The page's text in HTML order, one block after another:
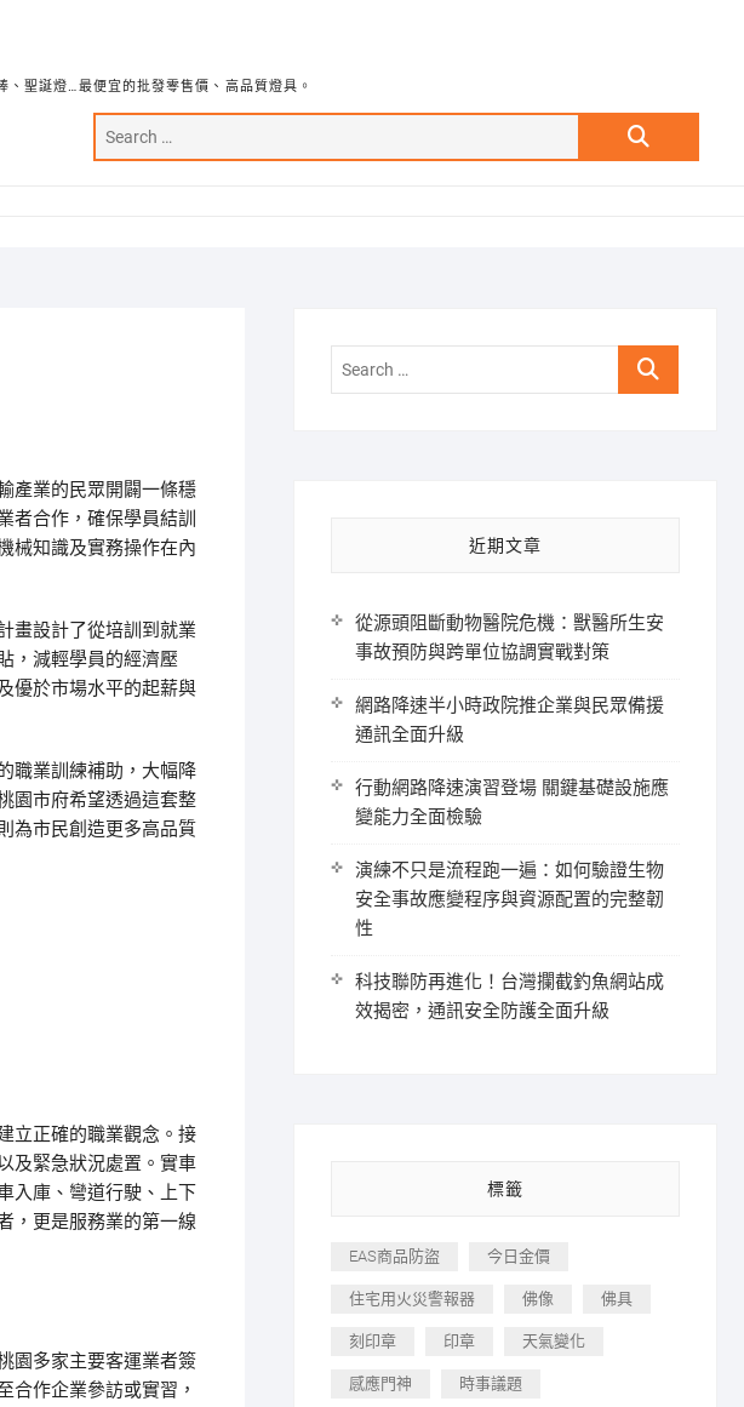
聖誕燈…最便宜的批發零售價、高品質燈具。
Search
產業的民眾開闢一條穩
者合作，確保學員結訓
械知識及實務操作在內
畫設計了從培訓到就業
，減輕學員的經濟壓
優於市場水平的起薪與
職業訓練補助，大幅降
園市府希望透過這套整
為市民創造更多高品質
立正確的職業觀念。接
及緊急狀況處置。實車
入庫、彎道行駛、上下
，更是服務業的第一線
園多家主要客運業者簽
合作企業參訪或實習，
Search
近期文章
從源頭阻斷動物醫院危機：獸醫所生安
事故預防與跨單位協調實戰對策
網路降速半小時政院推企業與民眾備援
通訊全面升級
行動網路降速演習登場 關鍵基礎設施應
變能力全面檢驗
演練不只是流程跑一遍：如何驗證生物
安全事故應變程序與資源配置的完整韌
性
科技聯防再進化！台灣攔截釣魚網站成
效揭密，通訊安全防護全面升級
標籤
EAS商品防盜 今日金價
住宅用火災警報器 佛像 佛具
刻印章 印章 天氣變化
感應門神 時事議題